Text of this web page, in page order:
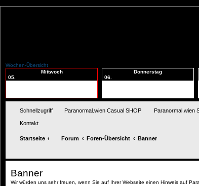
Wochen-Übersicht
Mittwoch
05.
Donnerstag
06.
Schnellzugriff Paranormal.wien Casual SHOP Paranormal.wien
Kontakt
Startseite Forum Foren-Übersicht Banner
Banner
Wir würden uns sehr freuen, wenn Sie auf Ihrer Webseite einen Hinweis auf